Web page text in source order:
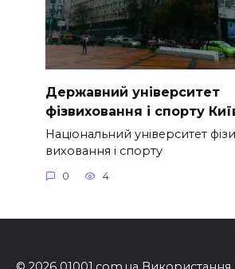
Державний університет
фізвиховання і спорту
Національний університет
виховання і спорту
0 4